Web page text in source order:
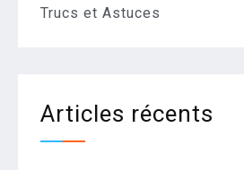
Trucs et Astuces
Articles récents